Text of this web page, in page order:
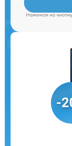
Нажимая на
-